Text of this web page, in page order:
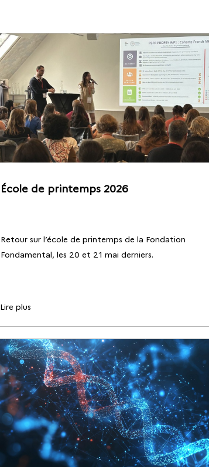
École de printemps 2026
Retour sur l’école de printemps de la Fondation
Fondamental, les 20 et 21 mai derniers.
Lire plus